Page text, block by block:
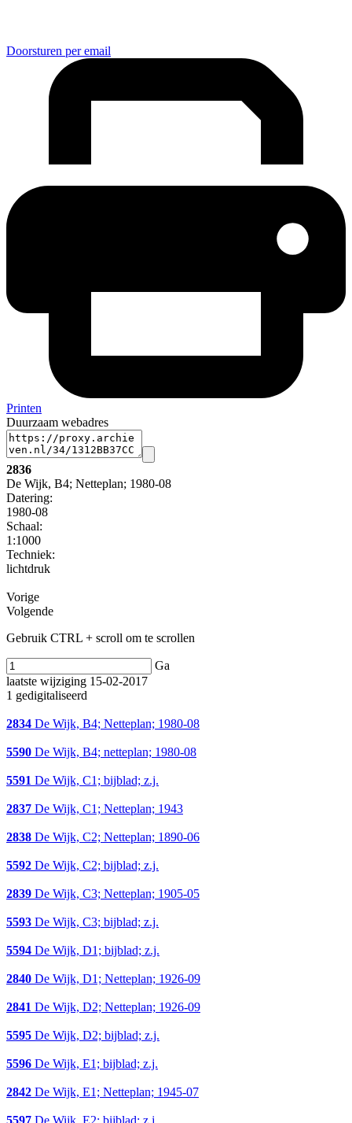
Doorsturen per email
Printen
Duurzaam webadres
2836
De Wijk, B4; Netteplan; 1980-08
Datering:
1980-08
Schaal:
1:1000
Techniek:
lichtdruk
Vorige
Volgende
Gebruik CTRL + scroll om te scrollen
Ga
laatste wijziging 15-02-2017
1 gedigitaliseerd
2834 De Wijk, B4; Netteplan; 1980-08
5590 De Wijk, B4; netteplan; 1980-08
5591 De Wijk, C1; bijblad; z.j.
2837 De Wijk, C1; Netteplan; 1943
2838 De Wijk, C2; Netteplan; 1890-06
5592 De Wijk, C2; bijblad; z.j.
2839 De Wijk, C3; Netteplan; 1905-05
5593 De Wijk, C3; bijblad; z.j.
5594 De Wijk, D1; bijblad; z.j.
2840 De Wijk, D1; Netteplan; 1926-09
2841 De Wijk, D2; Netteplan; 1926-09
5595 De Wijk, D2; bijblad; z.j.
5596 De Wijk, E1; bijblad; z.j.
2842 De Wijk, E1; Netteplan; 1945-07